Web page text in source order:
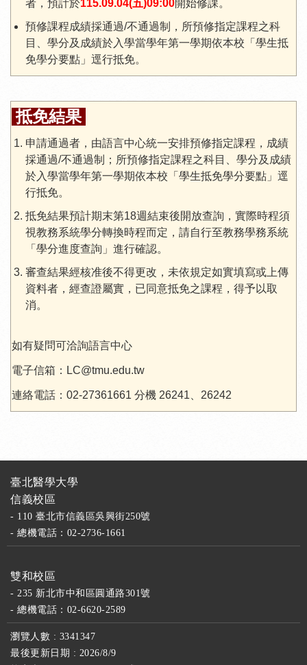
者，預計於115.09.04(五)09:00開始修課。
預修課程成績採通過/不通過制，所預修指定課程之科
目、學分及成績於入學當學年第一學期依本校「學生抵
免學分要點」逕行抵免。
抵免結果
申請通過者，由語言中心統一安排預修指定課程，成績
採通過/不通過制；所預修指定課程之科目、學分及成績
於入學當學年第一學期依本校「學生抵免學分要點」逕
行抵免。
抵免結果預計期末第18週結束後開放查詢，實際時程須
視教務系統學分轉換時程而定，請自行至教務學務系統
「學分進度查詢」進行確認。
審查結果經核准後不得更改，未依規定如實填寫或上傳
資料者，經查證屬實，已同意抵免之課程，得予以取
消。
如有疑問可洽詢語言中心
電子信箱：LC@tmu.edu.tw
連絡電話：02-27361661 分機 26241、26242
臺北醫學大學
信義校區
- 110 臺北市信義區吳興街250號
- 總機電話：02-2736-1661
雙和校區
- 235 新北市中和區圓通路301號
- 總機電話：02-6620-2589
瀏覽人數 : 3341347
最後更新日期 : 2026/8/9